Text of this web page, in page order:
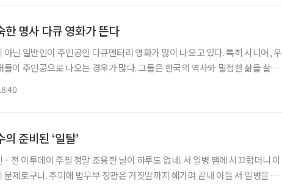
한 명사 다큐 영화가 뜬다
아닌 일반인이 주인공인 다큐멘터리 영화가 많이 나오고 있다. 특히 시니어, 우
들이 주인공으로 나오는 경우가 많다. 그들은 한국의 역사와 밀접한 삶을 살았
준비된 ‘일탈’
용한 날이 하루도 없네. 서 일병 땜에 시끄럽더니 이
문제로구나. 추미애 법무부 장관은 거짓말까지 해가며 끝내 아들 서 일병을 구